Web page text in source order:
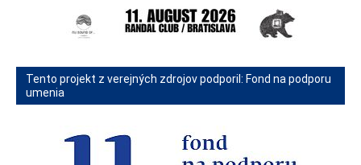
Tento projekt z verejných zdrojov podporil: Fond na podporu
umenia